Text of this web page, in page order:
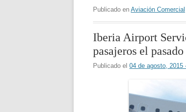
Publicado en Aviación Comercial
Iberia Airport
pasajeros el
Publicado el 04 de agosto, 2015